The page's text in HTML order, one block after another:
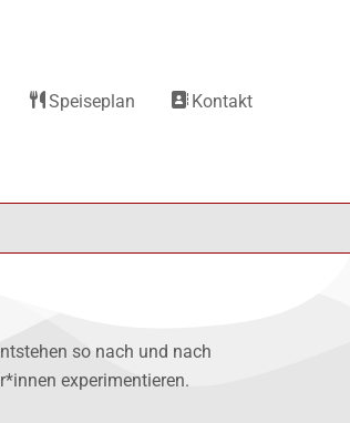
Speiseplan Kontakt
so nach und nach
experimentieren.